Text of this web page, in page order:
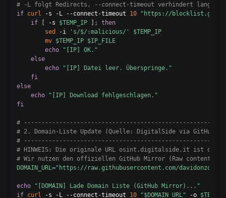
# -L folgt Redirects, --connect-timeout verhindert langes
if curl -s -L --connect-timeout 10
"https://
if
-s $TEMP_IP ;
then
sed
-i 's/$/:malicious/'
$TEMP_IP
mv $TEMP_IP $IP_FILE
echo
"[IP] OK."
else
echo
"[IP] Datei leer. Überspringe."
fi
else
echo
"[IP] Download fehlgeschlagen."
fi
# ---------------------------------------------------------
# 2. Domain-Liste Update (Quelle: DigitalSide via GitHub)
# ---------------------------------------------------------
# HINWEIS: Die originale URL osint.digitalside.it ist oft
# Wir nutzen den offiziellen GitHub Mirror (Raw content).
DOMAIN_URL="https://raw.githubusercontent.com/davidonzo/
echo
"[DOMAIN] Lade Domain Liste (GitHub Mirror)..."
if curl -s -L --connect-timeout 10 "$DOMAIN_URL" -o